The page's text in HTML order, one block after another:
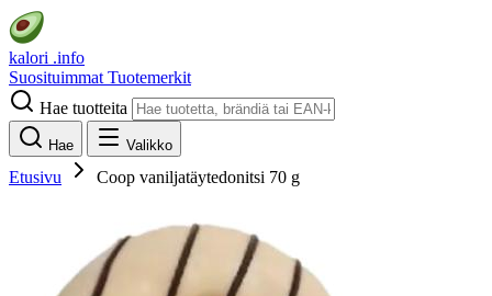
kalori .info
Suosituimmat Tuotemerkit
Hae tuotteita
Hae Valikko
Etusivu Coop vaniljatäytedonitsi 70 g